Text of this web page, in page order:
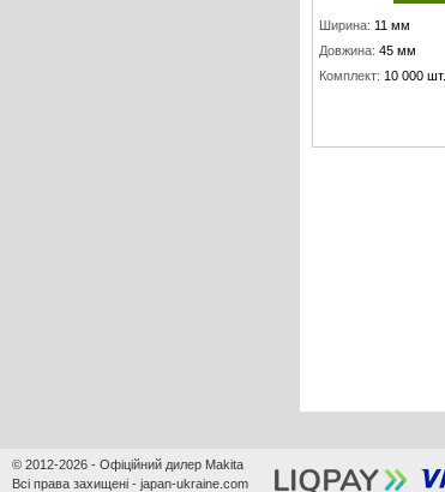
Ширина: 11 мм
Довжина: 45 мм
Комплект: 10 000 шт.
© 2012-2026 - Офіційний дилер Makita
Всі права захищені - japan-ukraine.com